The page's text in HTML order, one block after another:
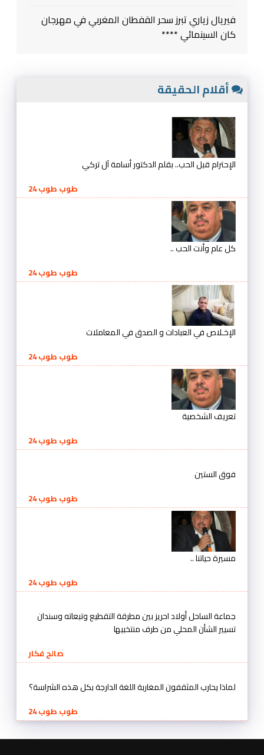
فيريال زياري تبرز سحر القفطان المغربي في مهرجان
كان السينمائي ****
أقلام الحقيقة
الإحترام قبل الحب.. بقلم الدكتور أسامة آل تركي
طوب طوب 24
كل عام وأنت الحب ..
طوب طوب 24
الإخـلاص في العبادات و الصدق في المعاملات
طوب طوب 24
تعريف الشخصية
طوب طوب 24
فوق الستين
طوب طوب 24
مسيرة حياتنا ..
طوب طوب 24
جماعة الساحل أولاد احريز بين مطرقة التقطيع وتبعاته وسندان
تسيير الشأن المحلي من طرف منتخبيها
صالح فكار
لماذا يحارب المثقفون المغاربة اللغة الدارجة بكل هذه الشراسة؟
طوب طوب 24